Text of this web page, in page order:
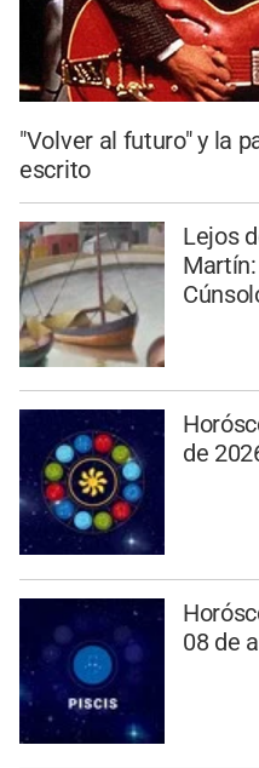
"Volver al futuro" y la
escrito
Lejos
de
08 de